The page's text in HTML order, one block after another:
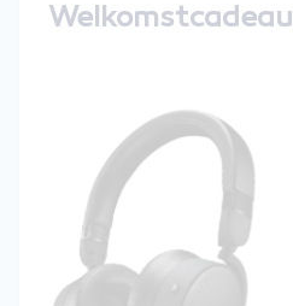
Welkomstcadeau